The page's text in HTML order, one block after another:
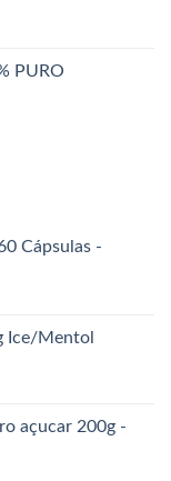
PURO
Cápsulas -
Ice/Mentol
açucar 200g -